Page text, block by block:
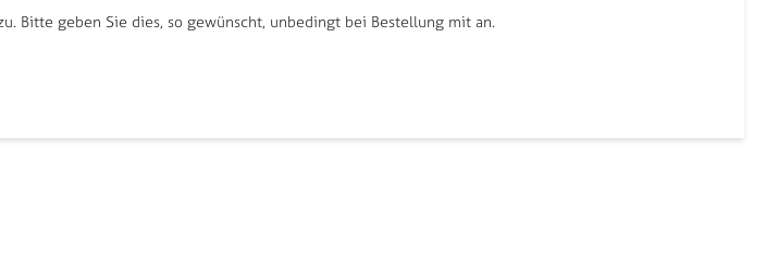
Bitte geben Sie dies, so gewünscht, unbedingt bei Bestellung mit an.